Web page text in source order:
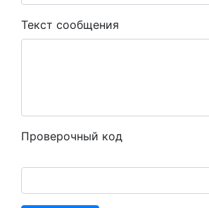
Текст сообщения
Проверочный код